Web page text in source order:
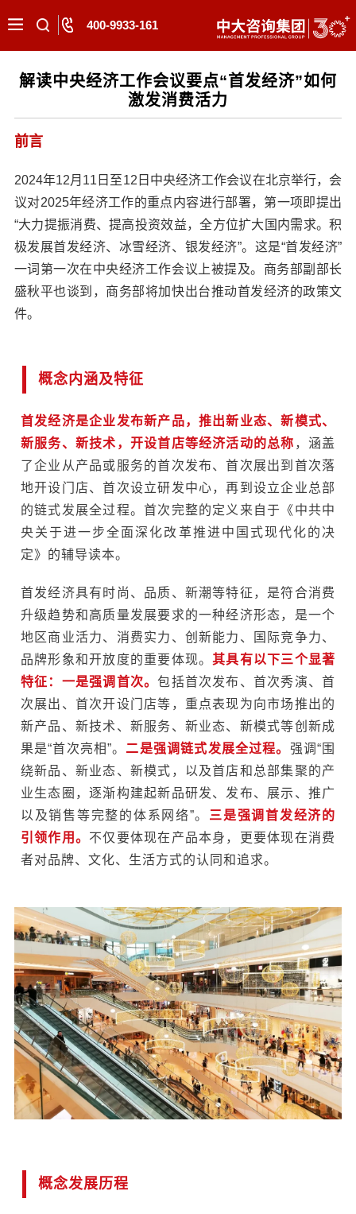
400-9933-161
解读中央经济工作会议要点“首发经济”如何
激发消费活力
前言
2024年12月11日至12日中央经济工作会议在北京举行，会
议对2025年经济工作的重点内容进行部署，第一项即提出
“大力提振消费、提高投资效益，全方位扩大国内需求。积
极发展首发经济、冰雪经济、银发经济”。这是“首发经济”
一词第一次在中央经济工作会议上被提及。商务部副部长
盛秋平也谈到，商务部将加快出台推动首发经济的政策文
件。
概念内涵及特征
首发经济是企业发布新产品，推出新业态、新模式、
新服务、新技术，开设首店等经济活动的总称 ，涵盖
了企业从产品或服务的首次发布、首次展出到首次落
地开设门店、首次设立研发中心，再到设立企业总部
的链式发展全过程。首次完整的定义来自于《中共中
央关于进一步全面深化改革推进中国式现代化的决
定》的辅导读本。
首发经济具有时尚、品质、新潮等特征，是符合消费
升级趋势和高质量发展要求的一种经济形态，是一个
地区商业活力、消费实力、创新能力、国际竞争力、
品牌形象和开放度的重要体现。其具有以下三个显著
特征： 一是强调 首次。包括首次发布、首次秀演、首
次展出、首次开设门店等，重点表现为向市场推出的
新产品、新技术、新服务、新业态、新模式等创新成
果是“首次亮相”。 二是强调链式发展全过程。 强调“围
绕新品、新业态、新模式，以及首店和总部集聚的产
业生态圈，逐渐构建起新品研发、发布、展示、推广
以及销售等完整的体系网络”。 三是强调首发经济的
引领作用。 不仅要体现在产品本身，更要体现在消费
者对品牌、文化、生活方式的认同和追求。
概念发展历程